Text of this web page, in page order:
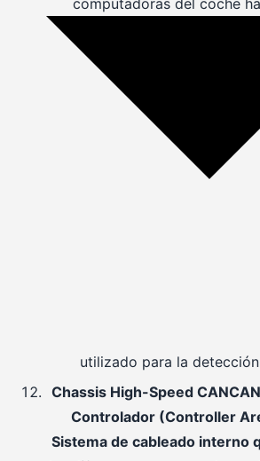
utilizado para la
Chassis High-Speed CANCAN
Controlador (Controller
Sistema de cableado interno